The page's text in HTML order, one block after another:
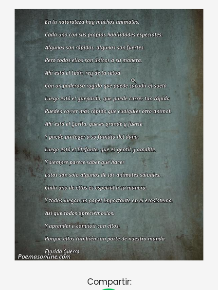
Compartir: